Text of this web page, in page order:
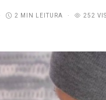
2 MIN LEITURA 252